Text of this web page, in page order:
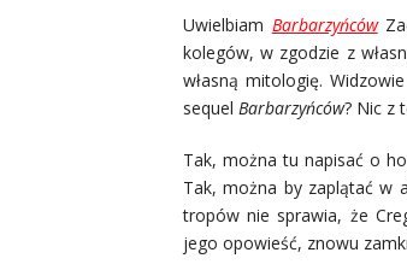
Uwielbiam Barbarzyńców
kolegów, w zgodzie z
własną mitologię.
sequel Barbarzyńców? Nic z
Tak, można tu napisać o
Tak, można by zaplątać w
tropów nie sprawia, że
jego opowieść, znowu